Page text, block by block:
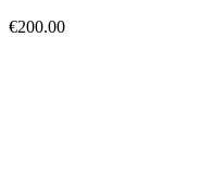
€200.00